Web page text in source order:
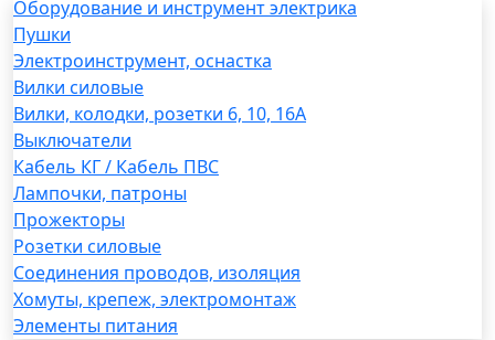
Оборудование и инструмент электрика
Пушки
Электроинструмент, оснастка
Вилки силовые
Вилки, колодки, розетки 6, 10, 16А
Выключатели
Кабель КГ / Кабель ПВС
Лампочки, патроны
Прожекторы
Розетки силовые
Соединения проводов, изоляция
Хомуты, крепеж, электромонтаж
Элементы питания